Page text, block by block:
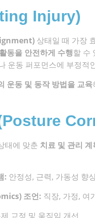
Injury)
상태일 때 가장
동을 안전하게 수행할 수
운동 퍼포먼스에 부정적
운동 및 동작 방법을 교육
태에 맞춘 치료 및 관리 계
: 안정성, 근력, 가동성 향
조언: 직장, 가정, 여
교정 및 움직임 개선